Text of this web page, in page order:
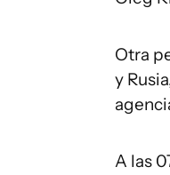
Otra
y
A las